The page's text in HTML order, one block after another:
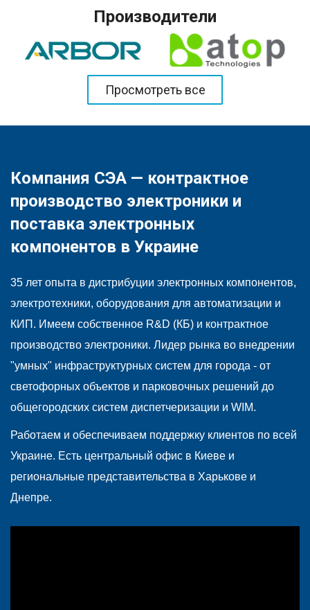
Производители
Просмотреть все
Компания СЭА — контрактное
производство электроники и
поставка электронных
компонентов в Украине
35 лет опыта в дистрибуции электронных компонентов,
электротехники, оборудования для автоматизации и
КИП. Имеем собственное R&D (КБ) и контрактное
производство электроники. Лидер рынка во внедрении
"умных" инфраструктурных систем для города - от
светофорных объектов и парковочных решений до
общегородских систем диспетчеризации и WIM.
Работаем и обеспечиваем поддержку клиентов по всей
Украине. Есть центральный офис в Киеве и
региональные представительства в Харькове и
Днепре.